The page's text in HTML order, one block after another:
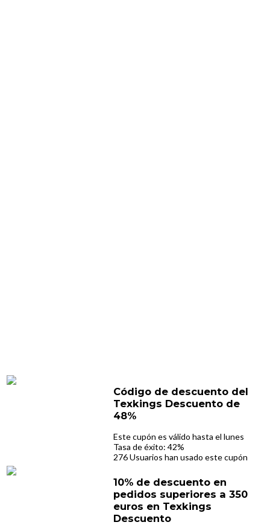
Código de descuento del
Texkings Descuento de
48%
Este cupón es válido hasta el lunes
Tasa de éxito: 42%
276 Usuarios han usado este cupón
10% de descuento en
pedidos superiores a 350
euros en Texkings
Descuento